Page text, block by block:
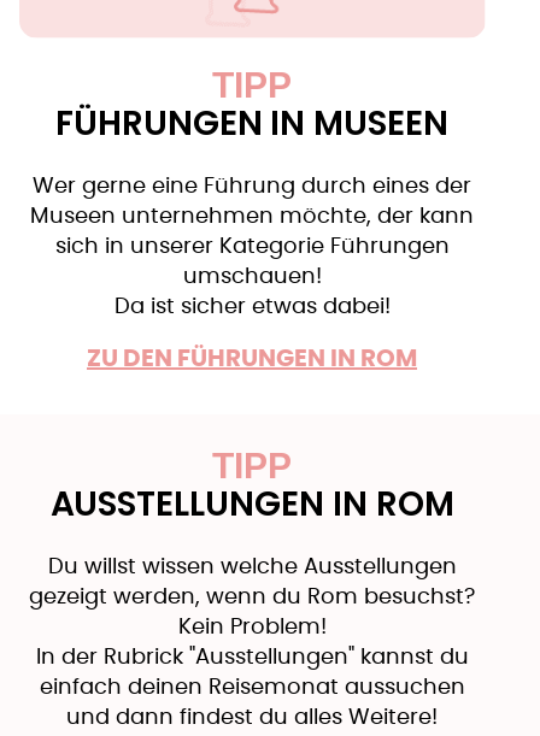
TIPP
FÜHRUNGEN IN MUSEEN
Wer gerne eine Führung durch eines der
Museen unternehmen möchte, der kann
sich in unserer Kategorie Führungen
umschauen!
Da ist sicher etwas dabei!
ZU DEN FÜHRUNGEN IN ROM
TIPP
AUSSTELLUNGEN IN ROM
Du willst wissen welche Ausstellungen
gezeigt werden, wenn du Rom besuchst?
Kein Problem!
In der Rubrick "Ausstellungen" kannst du
einfach deinen Reisemonat aussuchen
und dann findest du alles Weitere!